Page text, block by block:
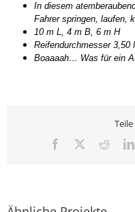
In diesem
Fahrer springen, laufen,
10 m L, 4 m B, 6 m H
Reifendurchmesser 3,50
Boaaaah… Was für ein
Facebook Reddit